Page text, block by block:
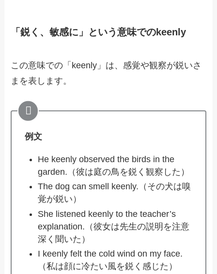
「鋭く、敏感に」という意味でのkeenly
この意味での「keenly」は、感覚や観察が鋭いさ
まを表します。
例文
He keenly observed the birds in the
garden.（彼は庭の鳥を鋭く観察した）
The dog can smell keenly.（その犬は嗅
覚が鋭い）
She listened keenly to the teacher’s
explanation.（彼女は先生の説明を注意
深く聞いた）
I keenly felt the cold wind on my face.
（私は顔に冷たい風を鋭く感じた）